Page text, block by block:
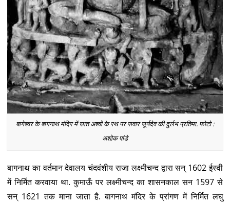
बागेश्वर के बागनाथ मंदिर में सात अश्वों के रथ पर सवार सूर्यदेव की दुर्लभ प्रतिमा. फोटो :
अशोक पांडे
बागनाथ का वर्तमान देवालय चंदवंशीय राजा लक्ष्मीचन्द द्वारा सन् 1602 ईस्वी
में निर्मित करवाया था. कुमाऊँ पर लक्ष्मीचन्द का शासनकाल सन 1597 से
सन् 1621 तक माना जाता है. बागनाथ मंदिर के प्रांगण में निर्मित लघु